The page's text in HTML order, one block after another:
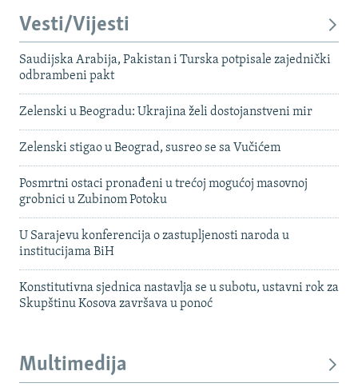
Vesti/Vijesti
Saudijska Arabija, Pakistan i Turska potpisale zajednički
odbrambeni pakt
Zelenski u Beogradu: Ukrajina želi dostojanstveni mir
Zelenski stigao u Beograd, susreo se sa Vučićem
Posmrtni ostaci pronađeni u trećoj mogućoj masovnoj
grobnici u Zubinom Potoku
U Sarajevu konferencija o zastupljenosti naroda u
institucijama BiH
Konstitutivna sjednica nastavlja se u subotu, ustavni rok za
Skupštinu Kosova završava u ponoć
Multimedija